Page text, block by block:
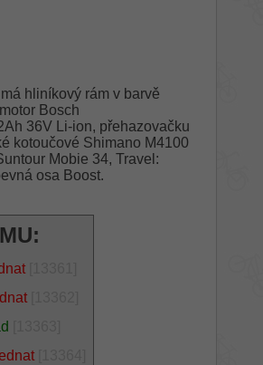
hliníkový rám v barvě
Bosch
36V Li-ion, přehazovačku
kotoučové Shimano M4100
Mobie 34, Travel:
osa Boost.